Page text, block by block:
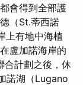
會得到全部護
（St.蒂西諾
上有地中海植
盧加諾海岸的
合計劃之後，休
諾湖（Lugano